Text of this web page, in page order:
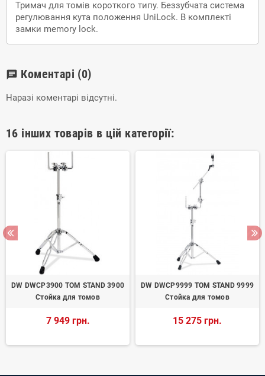
Тримач для томів короткого типу. Беззубчата система
регулювання кута положення UniLock. В комплекті
замки memory lock.
chat Коментарі (0)
Наразі коментарі відсутні.
16 інших товарів в цій категорії:
DW DWCP3900 TOM STAND 3900
Стойка для томов
7 949 грн.
DW DWCP9999 TOM STAND 9999
Стойка для томов
15 275 грн.